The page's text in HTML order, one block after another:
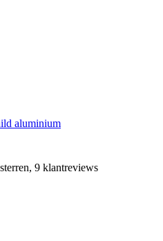
aluminium
9 klantreviews